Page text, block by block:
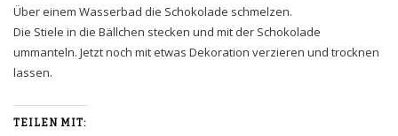
Über einem Wasserbad die Schokolade schmelzen.
Die Stiele in die Bällchen stecken und mit der Schokolade
ummanteln. Jetzt noch mit etwas Dekoration verzieren und trocknen
lassen.
TEILEN MIT: